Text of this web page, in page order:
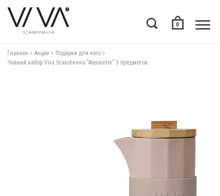
0
Главная Акции
Подарки для него
Чайный набор Viva Scandinavia "Alexander" 5 предметов